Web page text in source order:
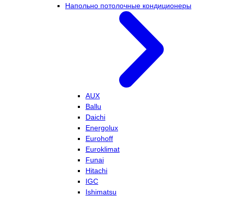
Напольно потолочные кондиционеры
AUX
Ballu
Daichi
Energolux
Eurohoff
Euroklimat
Funai
Hitachi
IGC
Ishimatsu